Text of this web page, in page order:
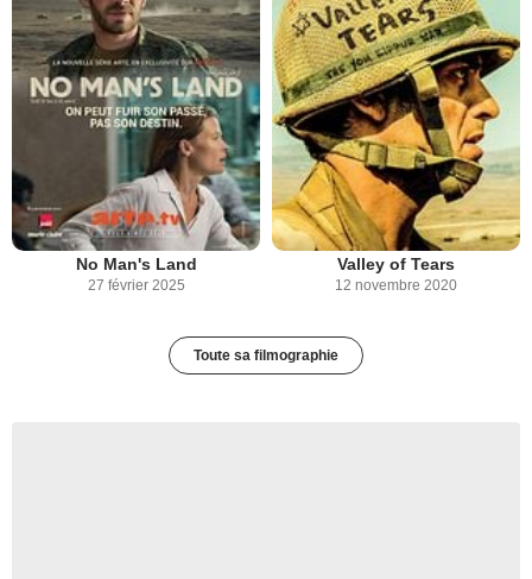
No Man's Land
27 février 2025
Valley of Tears
12 novembre 2020
Toute sa filmographie